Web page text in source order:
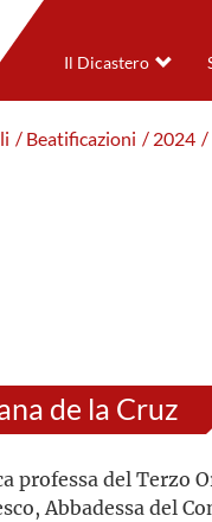
Il Dicastero
/ Beatificazioni / 2024 /
de la Cruz
professa del Terzo
Abbadessa del